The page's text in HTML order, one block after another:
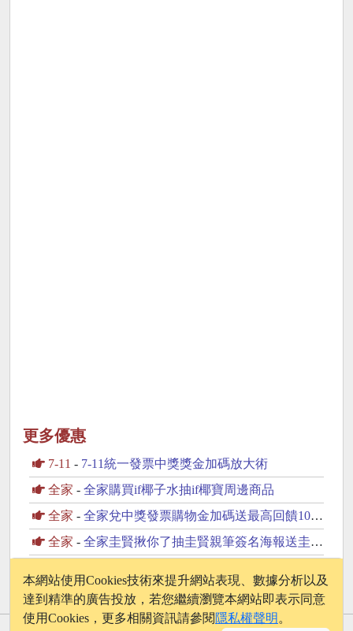
更多優惠
7-11 - 7-11統一發票中獎獎金加碼放大術
全家 - 全家購買if椰子水抽if椰寶周邊商品
全家 - 全家兌中獎發票購物金加碼送最高回饋100元購物金
全家 - 全家圭賢揪你了抽圭賢親筆簽名海報送圭賢小卡杯墊
本網站使用Cookies技術來提升網站表現、數據分析以及
達到精準的廣告投放，若您繼續瀏覽本網站即表示同意
使用Cookies，更多相關資訊請參閱 隱私權聲明 。